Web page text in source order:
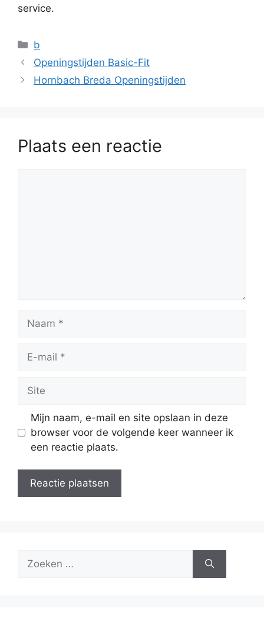
service.
Categorieën
b
Openingstijden Basic-Fit
Hornbach Breda Openingstijden
Plaats een reactie
mail
Mijn naam, e-mail en site opslaan in deze
browser voor de volgende keer wanneer ik
een reactie plaats.
Zoek